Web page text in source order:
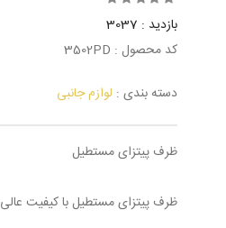
بازدید : 3037
کد محصول : 3502PD
دسته بندی : لوازم جانبی
ظرف پیتزای مستطیل
ظرف پیتزای مستطیل با کیفیت عالی